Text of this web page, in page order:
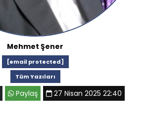
Mehmet Şener
[email protected]
Tüm Yazıları
Paylaş
27 Nisan 2025 22:40